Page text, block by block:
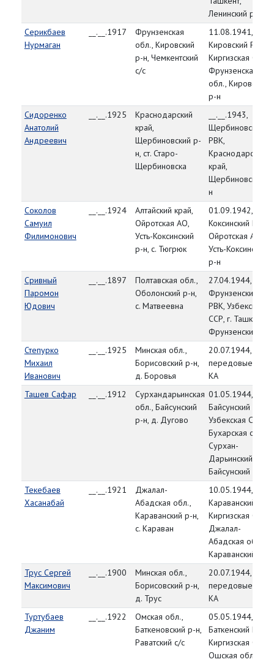
Ленинский р-н
Серикбаев
Нурмаган
__.__.1917
Фрунзенская
обл., Кировский
р-н, Чемкентский
с/с
11.08.1941,
Кировский РВК,
Киргизская ССР,
Фрунзенская
обл., Кировский
р-н
Сидоренко
Анатолий
Андреевич
__.__.1925
Краснодарский
край,
Щербиновский р-
н, ст. Старо-
Щербиновска
__.__.1943,
Щербиновский
РВК,
Краснодарский
край,
Щербиновский р-
н
Соколов
Самуил
Филимонович
__.__.1924
Алтайский край,
Ойротская АО,
Усть-Коксинский
р-н, с. Тюгрюк
01.09.1942, Усть-
Коксинский РВК,
Ойротская АО,
Усть-Коксинский
р-н
Сривный
Паромон
Юдович
__.__.1897
Полтавская обл.,
Оболонский р-н,
с. Матвеевна
27.04.1944,
Фрунзенский
РВК, Узбекская
ССР, г. Ташкент,
Фрунзенский р-н
Степурко
Михаил
Иванович
__.__.1925
Минская обл.,
Борисовский р-н,
д. Боровья
20.07.1944,
передовые части
КА
Ташев Сафар
__.__.1912
Сурхандарьинская
обл., Байсунский
р-н, д. Дугово
01.05.1944,
Байсунский РВК,
Узбекская ССР,
Бухарская обл.,
Сурхан-
Дарьинский окр.,
Байсунский р-н
Текебаев
Хасанабай
__.__.1921
Джалал-
Абадская обл.,
Караванский р-н,
с. Караван
10.05.1944,
Караванский РВК,
Киргизская ССР,
Джалал-
Абадская обл.,
Караванский р-н
Трус Сергей
Максимович
__.__.1900
Минская обл.,
Борисовский р-н,
д. Трус
20.07.1944,
передовые части
КА
Туртубаев
Джаним
__.__.1922
Омская обл.,
Баткеновский р-н,
Раватский с/с
05.05.1944,
Баткенский РВК,
Киргизская ССР,
Ошская обл.,